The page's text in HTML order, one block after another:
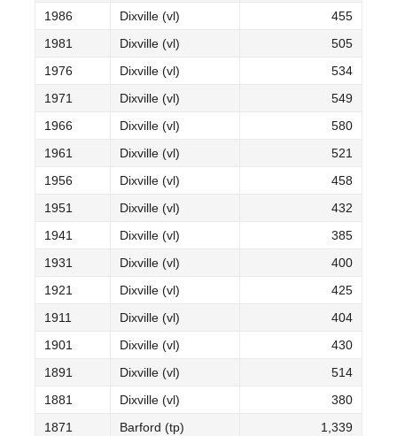
1986
Dixville (vl)
455
1981
Dixville (vl)
505
1976
Dixville (vl)
534
1971
Dixville (vl)
549
1966
Dixville (vl)
580
1961
Dixville (vl)
521
1956
Dixville (vl)
458
1951
Dixville (vl)
432
1941
Dixville (vl)
385
1931
Dixville (vl)
400
1921
Dixville (vl)
425
1911
Dixville (vl)
404
1901
Dixville (vl)
430
1891
Dixville (vl)
514
1881
Dixville (vl)
380
1871
Barford (tp)
1,339